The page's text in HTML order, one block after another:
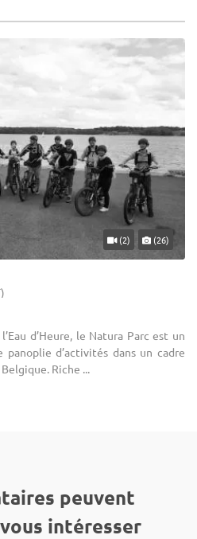
(2) (26)
d’Heure, le Natura Parc est un
d’activités dans un cadre
Riche ...
peuvent
intéresser